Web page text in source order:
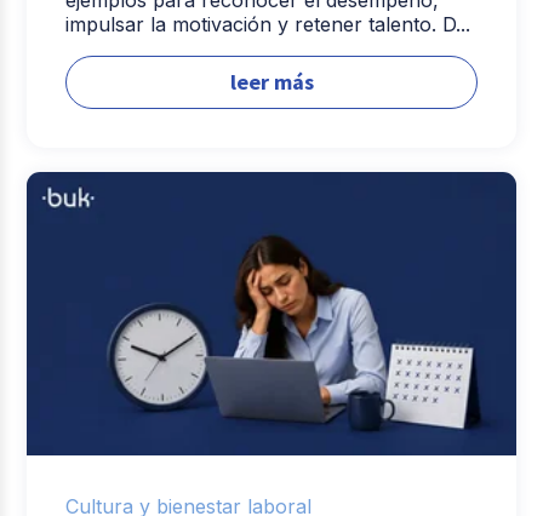
impulsar la motivación y retener talento. D...
leer más
Cultura y bienestar laboral